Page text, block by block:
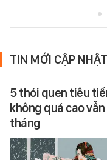
TIN MỚI CẬP NHẬT
5 thói quen tiêu
không quá cao
tháng